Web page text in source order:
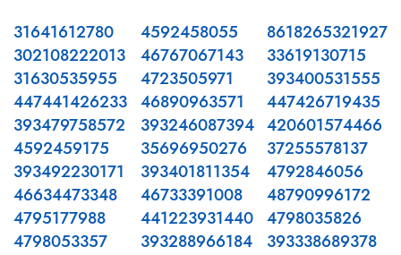
31641612780
302108222013
31630535955
447441426233
393479758572
4592459175
393492230171
46634473348
4795177988
4798053357
4592458055
46767067143
4723505971
46890963571
393246087394
35696950276
393401811354
46733391008
441223931440
393288966184
8618265321927
33619130715
393400531555
447426719435
420601574466
37255578137
4792846056
48790996172
4798035826
393338689378